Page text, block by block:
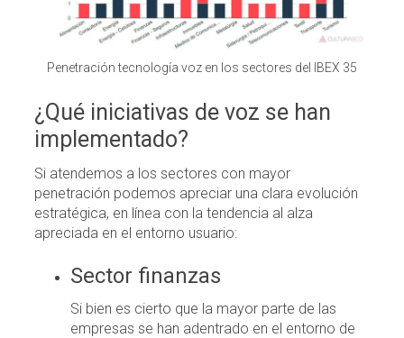
Penetración tecnología voz en los sectores del IBEX 35
¿Qué iniciativas de voz se han
implementado?
Si atendemos a los sectores con mayor
penetración podemos apreciar una clara evolución
estratégica, en línea con la tendencia al alza
apreciada en el entorno usuario:
Sector finanzas
Si bien es cierto que la mayor parte de las
empresas se han adentrado en el entorno de